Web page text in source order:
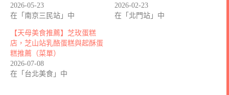
2026-05-23
在「南京三民站」中
2026-02-23
在「北門站」中
【天母美食推薦】芝玫蛋糕
店，芝山站乳酪蛋糕與起酥蛋
糕推薦（菜單）
2026-07-08
在「台北美食」中